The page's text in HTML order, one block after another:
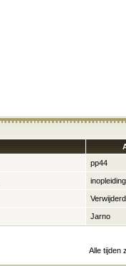
pp44
inopleiding
Jarno
Alle tijden